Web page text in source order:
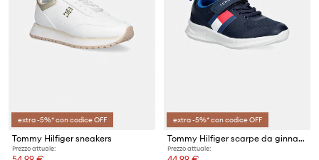
extra -5%* con codice OFF
Tommy Hilfiger sneakers
Prezzo attuale:
extra -5%* con codice OFF
Tommy Hilfiger scarpe da ginnastica per bambini
Prezzo attuale: